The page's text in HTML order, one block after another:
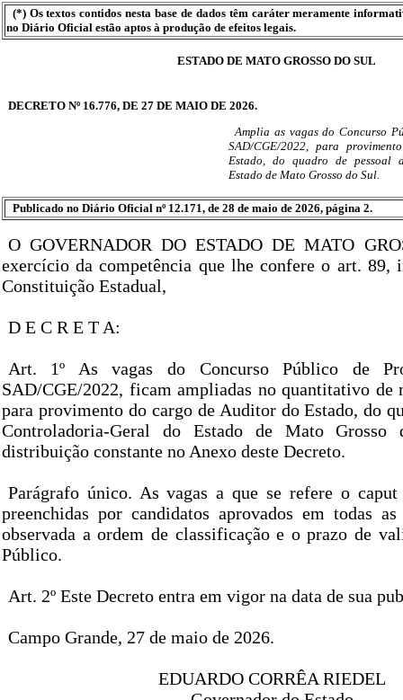
(*) Os textos contidos nesta base de dados têm caráter meramente
no Diário Oficial estão aptos à produção de efeitos legais.
ESTADO DE MATO GROSSO DO SUL
DECRETO Nº 16.776, DE 27 DE MAIO DE 2026.
Amplia as vagas do Concurso
SAD/CGE/2022, para
Estado, do quadro de pessoal
Estado de Mato Grosso do Sul.
Publicado no Diário Oficial nº 12.171, de 28 de maio de 2026, página 2.
O GOVERNADOR DO ESTADO DE MATO
exercício da competência que lhe confere o art.
Constituição Estadual,
D E C R E T A:
Art. 1º As vagas do Concurso Público de
SAD/CGE/2022, ficam ampliadas no quantitativo de
para provimento do cargo de Auditor do Estado, do
Controladoria-Geral do Estado de Mato Grosso
distribuição constante no Anexo deste Decreto.
Parágrafo único. As vagas a que se refere o
preenchidas por candidatos aprovados em todas
observada a ordem de classificação e o prazo de
Público.
Art. 2º Este Decreto entra em vigor na data de sua
Campo Grande, 27 de maio de 2026.
EDUARDO CORRÊA RIEDEL